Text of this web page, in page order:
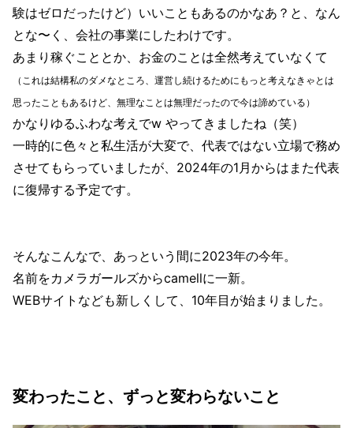
験はゼロだったけど）いいこともあるのかなあ？と、なん
とな〜く、会社の事業にしたわけです。
あまり稼ぐこととか、お金のことは全然考えていなくて
（これは結構私のダメなところ、運営し続けるためにもっと考えなきゃとは
思ったこともあるけど、無理なことは無理だったので今は諦めている）
かなりゆるふわな考えでw やってきましたね（笑）
一時的に色々と私生活が大変で、代表ではない立場で務め
させてもらっていましたが、2024年の1月からはまた代表
に復帰する予定です。
そんなこんなで、あっという間に2023年の今年。
名前をカメラガールズからcamellに一新。
WEBサイトなども新しくして、10年目が始まりました。
変わったこと、ずっと変わらないこと